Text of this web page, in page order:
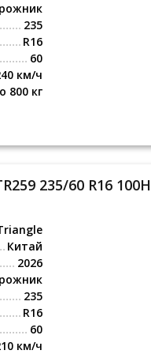
235
R16
60
км/ч
800 кг
235/60 R16 100H
Китай
2026
235
R16
60
км/ч